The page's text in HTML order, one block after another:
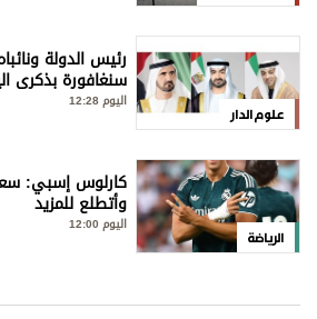
علوم الدار
رئيس الدولة
سنغافورة بذكرى
اليوم 12:28
الرياضة
كارلوس إسبي:
وأتطلع للمزيد
اليوم 12:00